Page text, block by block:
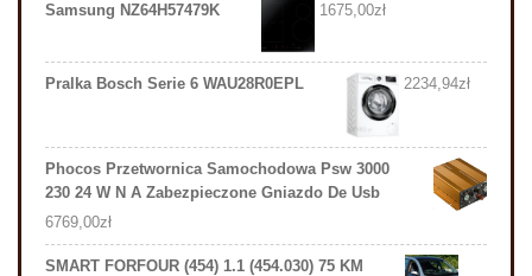
Samsung NZ64H57479K 1675,00zł
Pralka Bosch Serie 6 WAU28R0EPL 2234,94zł
Phocos Przetwornica Samochodowa Psw 3000
230 24 W N A Zabezpieczone Gniazdo De Usb
6769,00zł
SMART FORFOUR (454) 1.1 (454.030) 75 KM